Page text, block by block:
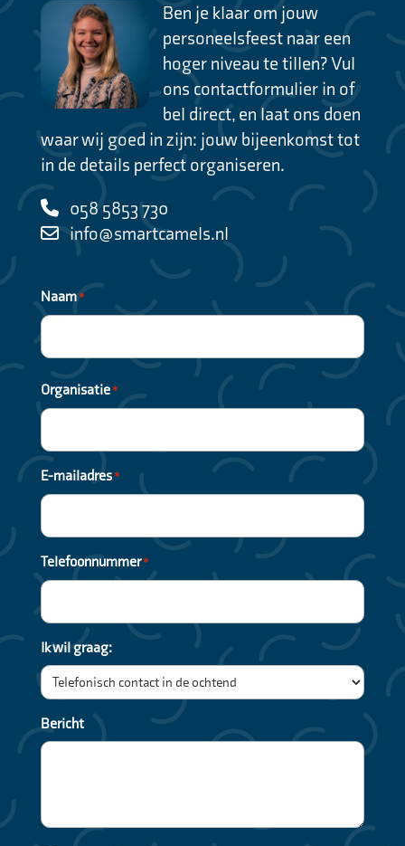
Ben je klaar om jouw
personeelsfeest naar een
hoger niveau te tillen? Vul
ons contactformulier in of
bel direct, en laat ons doen
waar wij goed in zijn: jouw bijeenkomst tot
in de details perfect organiseren.
058 5853 730
info@smartcamels.nl
Naam*
Organisatie*
E-mailadres*
Telefoonnummer*
Ik wil graag:
Bericht